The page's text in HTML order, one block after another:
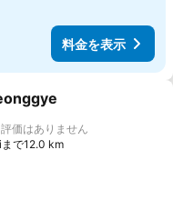
料金を表示
りに追加
価はありません
で12.0 km